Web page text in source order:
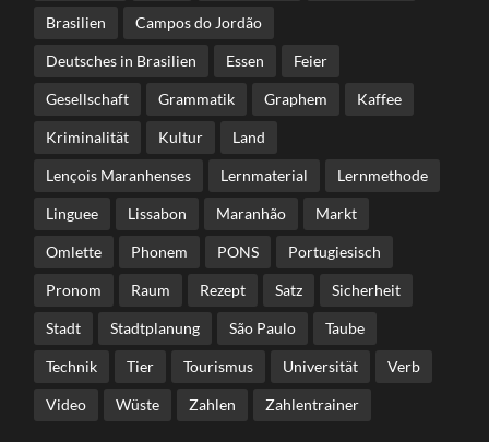
Brasilien Campos do Jordão
Deutsches in Brasilien Essen Feier
Gesellschaft Grammatik Graphem Kaffee
Kriminalität Kultur Land
Lençois Maranhenses Lernmaterial Lernmethode
Linguee Lissabon Maranhão Markt
Omlette Phonem PONS Portugiesisch
Pronom Raum Rezept Satz Sicherheit
Stadt Stadtplanung São Paulo Taube
Technik Tier Tourismus Universität Verb
Video Wüste Zahlen Zahlentrainer